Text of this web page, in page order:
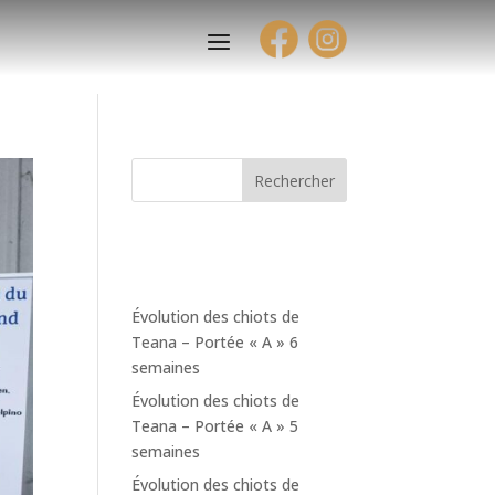
Rechercher
Évolution des chiots de
Teana – Portée « A » 6
semaines
Évolution des chiots de
Teana – Portée « A » 5
semaines
Évolution des chiots de